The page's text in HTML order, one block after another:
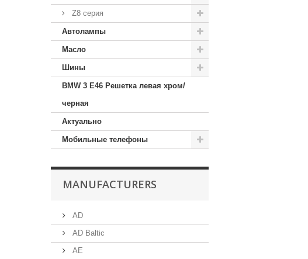
Z8 серия
Автолампы
Масло
Шины
BMW 3 E46 Решетка левая хром/
черная
Актуально
Мобильные телефоны
MANUFACTURERS
AD
AD Baltic
AE